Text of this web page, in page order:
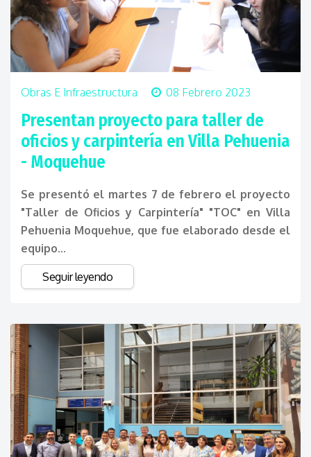
Obras E Infraestructura 08 Febrero 2023
Presentan proyecto para taller de
oficios y carpintería en Villa Pehuenia
- Moquehue
Se presentó el martes 7 de febrero el proyecto
"Taller de Oficios y Carpintería" "TOC" en Villa
Pehuenia Moquehue, que fue elaborado desde el
equipo...
Seguir leyendo